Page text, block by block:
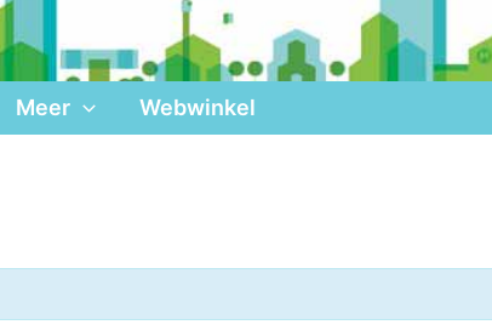
Meer Webwinkel